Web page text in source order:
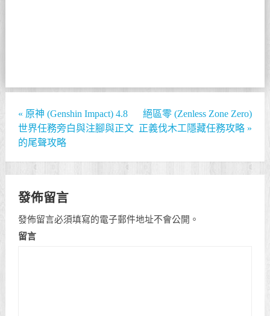
« 原神 (Genshin Impact) 4.8
世界任務旁白與注腳與正文
的尾聲攻略
絕區零 (Zenless Zone Zero)
正義伐木工隱藏任務攻略 »
發佈留言
發佈留言必須填寫的電子郵件地址不會公開。
留言